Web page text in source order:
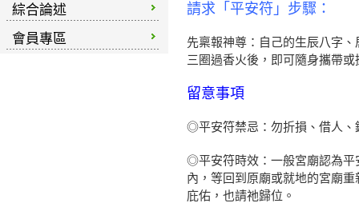
綜合論述
會員專區
請求「平安符」步驟：
先稟報神尊：自己的生辰八字
三圈過香火後，即可隨身攜帶或
留意事項
◎平安符禁忌：勿折損、借人
◎平安符時效：一般宮廟認為平
內，等回到原廟或就地的宮廟
庇佑，也請祂歸位。